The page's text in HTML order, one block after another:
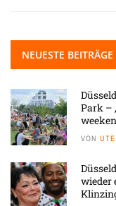
NEUESTE BEITRÄGE
Park –
VON
wieder